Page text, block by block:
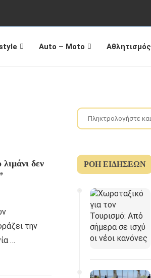
Auto – Moto Αθλητισμός
δεν
την
…
ΡΟΉ ΕΙΔΉΣΕΩΝ